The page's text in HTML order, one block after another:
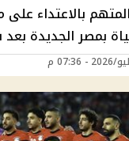
بالاعتداء
بمصر الجديدة بعد